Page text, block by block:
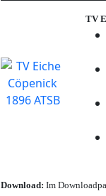
TV
Download: Im